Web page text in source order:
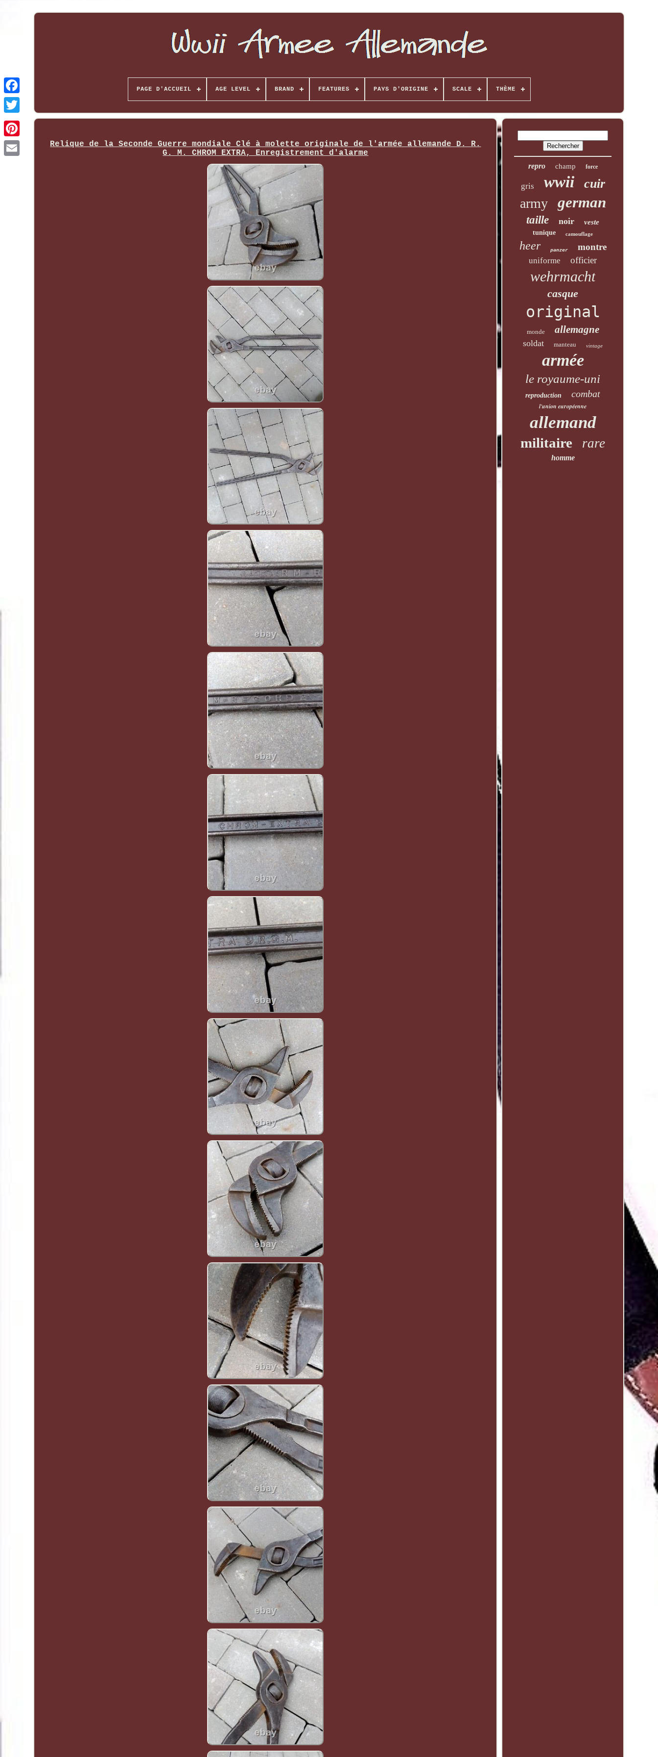
PAGE D'ACCUEIL AGE LEVEL BRAND FEATURES PAYS D'ORIGINE SCALE THÈME
Relique de la Seconde Guerre mondiale Clé à molette originale de l'armée allemande D. R.
G. M. CHROM EXTRA, Enregistrement d'alarme
repro champ force
gris wwii cuir
army german
taille noir veste
tunique camouflage
heer panzer montre
uniforme officier
wehrmacht
casque
original
monde allemagne
soldat manteau vintage
armée
le royaume-uni
reproduction combat
l'union européenne
allemand
militaire rare
homme